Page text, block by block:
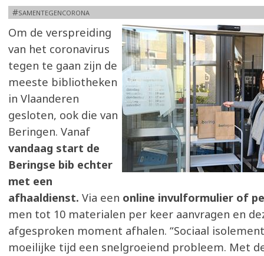
#samentegencorona
Om de verspreiding
van het coronavirus
tegen te gaan zijn de
meeste bibliotheken
in Vlaanderen
gesloten, ook die van
Beringen. Vanaf
vandaag start de
Beringse bib echter
met een
afhaaldienst. Via een online invulformulier of
men tot 10 materialen per keer aanvragen en
afgesproken moment afhalen. “Sociaal
moeilijke tijd een snelgroeiend probleem. Met